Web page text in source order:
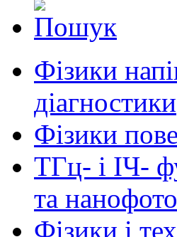
Фізики
діагностики
Фізики
ТГц- і ІЧ-
та
Фізики і